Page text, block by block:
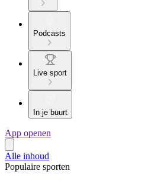
Podcasts
Live sport
In je buurt
App openen
Alle inhoud
Populaire sporten